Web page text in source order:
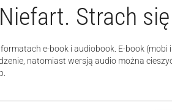
Strach
e-book i audiobook. E-book (mobi
natomiast wersją audio można